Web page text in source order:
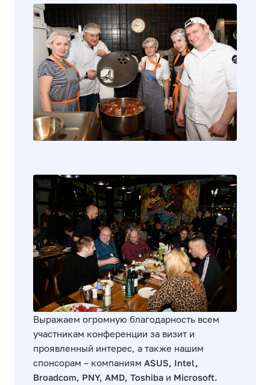
Выражаем огромную благодарность всем
участникам конференции за визит и
проявленный интерес, а также нашим
спонсорам – компаниямASUS, Intel,
Broadcom, PNY, AMD, Toshiba и Microsoft.